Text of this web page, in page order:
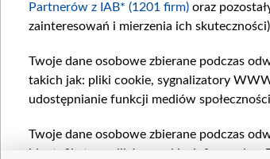
Partnerów z IAB* (1201 firm) oraz
zainteresowań i mierzenia ich
Twoje dane osobowe zbierane podczas
takich jak: pliki cookie, sygnalizatory
udostępnianie funkcji mediów
Twoje dane osobowe zbierane podczas
identyfikatory plików cookie, informacje o